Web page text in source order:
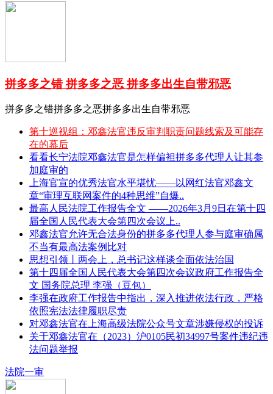
拼多多之错 拼多多之恶 拼多多出生自带邪恶
拼多多之错拼多多之恶拼多多出生自带邪恶
第十巡视组：邓鑫法官违反审判职责问题线索及可能存
在的幕后
看看长宁法院邓鑫法官是怎样偏袒拼多多代理人让其参
加庭审的
上海官宣的优秀法官水平堪忧——以网红法官邓鑫文
章“审理互联网案件的4种思维”自爆..
最高人民法院工作报告全文 ——2026年3月9日在第十四
届全国人民代表大会第四次会议上..
邓鑫法官允许无合法身份的拼多多代理人参与庭审确属
不当有最高法案例比对
思想引领丨两会上，总书记这样谈全面依法治国
第十四届全国人民代表大会第四次会议政府工作报告全
文 国务院总理 李强（豆包）
李强在政府工作报告中指出，深入推进依法行政，严格
依照宪法法律履职尽责
对邓鑫法官在上海高级法院公众号文章涉嫌侵权的投诉
关于邓鑫法官在（2023）沪0105民初34997号案件违纪违
法问题举报
法院一审